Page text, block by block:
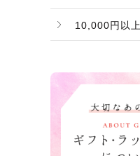
10,000円以上